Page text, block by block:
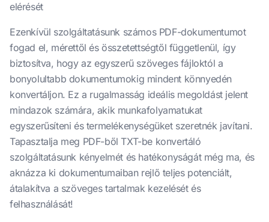
elérését
Ezenkívül szolgáltatásunk számos PDF-dokumentumot
fogad el, mérettől és összetettségtől függetlenül, így
biztosítva, hogy az egyszerű szöveges fájloktól a
bonyolultabb dokumentumokig mindent könnyedén
konvertáljon. Ez a rugalmasság ideális megoldást jelent
mindazok számára, akik munkafolyamatukat
egyszerűsíteni és termelékenységüket szeretnék javítani.
Tapasztalja meg PDF-ből TXT-be konvertáló
szolgáltatásunk kényelmét és hatékonyságát még ma, és
aknázza ki dokumentumaiban rejlő teljes potenciált,
átalakítva a szöveges tartalmak kezelését és
felhasználását!